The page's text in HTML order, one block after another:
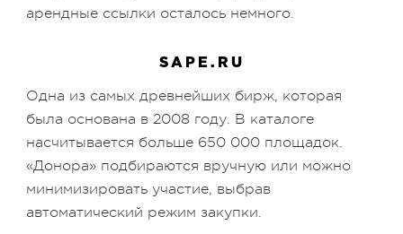
арендные ссылки осталось немного.
SAPE.RU
Одна из самых древнейших бирж, которая
была основана в 2008 году. В каталоге
насчитывается больше 650 000 площадок.
«Донора» подбираются вручную или можно
минимизировать участие, выбрав
автоматический режим закупки.